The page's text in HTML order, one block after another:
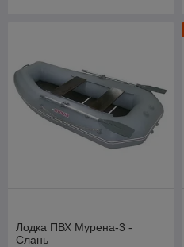
Лодка ПВХ Мурена-3 -
Слань